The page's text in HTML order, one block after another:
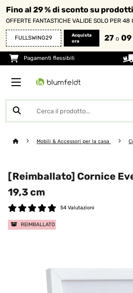
Fino al 29 % di sconto su
OFFERTE FANTASTICHE VALIDE SOLO PER 48
FULLSWING29
Acquista
ora
27 O 09
Pagamenti flessibili
Mobili & Accessori per la casa
[Reimballato] Cornice
19,3 cm
54 Valutazioni
REIMBALLATO